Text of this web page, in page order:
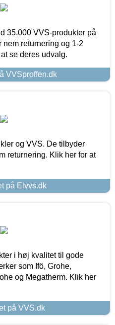
35.000 VVS-produkter på
returnering og 1-2
se deres udvalg.
VVSproffen.dk
og VVS. De tilbyder
returnering. Klik her for at
på Elvvs.dk
i høj kvalitet til gode
som Ifö, Grohe,
og Megatherm. Klik her
på VVS.dk